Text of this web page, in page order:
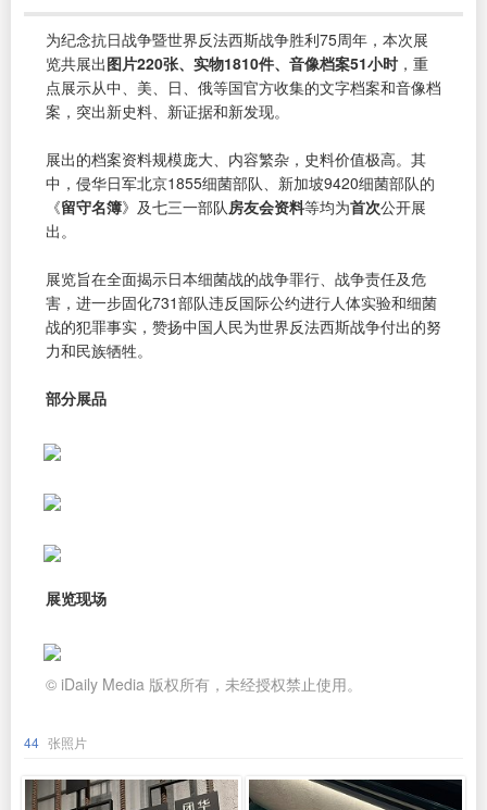
为纪念抗日战争暨世界反法西斯战争胜利75周年，本次展
览共展出图片220张、实物1810件、音像档案51小时 ，重
点展示从中、美、日、俄等国官方收集的文字档案和音像档
案，突出新史料、新证据和新发现。
展出的档案资料规模庞大、内容繁杂，史料价值极高。其
中，侵华日军北京1855细菌部队、新加坡9420细菌部队的
《留守名簿》及七三一部队 房友会资料等均为首次公开展
出。
展览旨在全面揭示日本细菌战的战争罪行、战争责任及危
害，进一步固化731部队违反国际公约进行人体实验和细菌
战的犯罪事实，赞扬中国人民为世界反法西斯战争付出的努
力和民族牺牲。
部分展品
展览现场
© iDaily Media 版权所有，未经授权禁止使用。
44 张照片